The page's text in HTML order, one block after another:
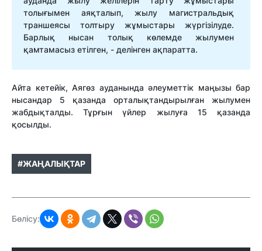
толығымен аяқталып, жылу магистральдық
траншеясы толтыру жұмыстары жүргізілуде.
Барлық нысан толық көлемде жылумен
қамтамасыз етілген, - делінген ақпаратта.
Айта кетейік, Аягөз ауданында әлеуметтік маңызы бар
нысандар 5 қазанда орталықтандырылған жылумен
жабдықталды. Тұрғын үйлер жылуға 15 қазанда
қосылды.
#ЖАҢАЛЫҚТАР
Бөлісу: